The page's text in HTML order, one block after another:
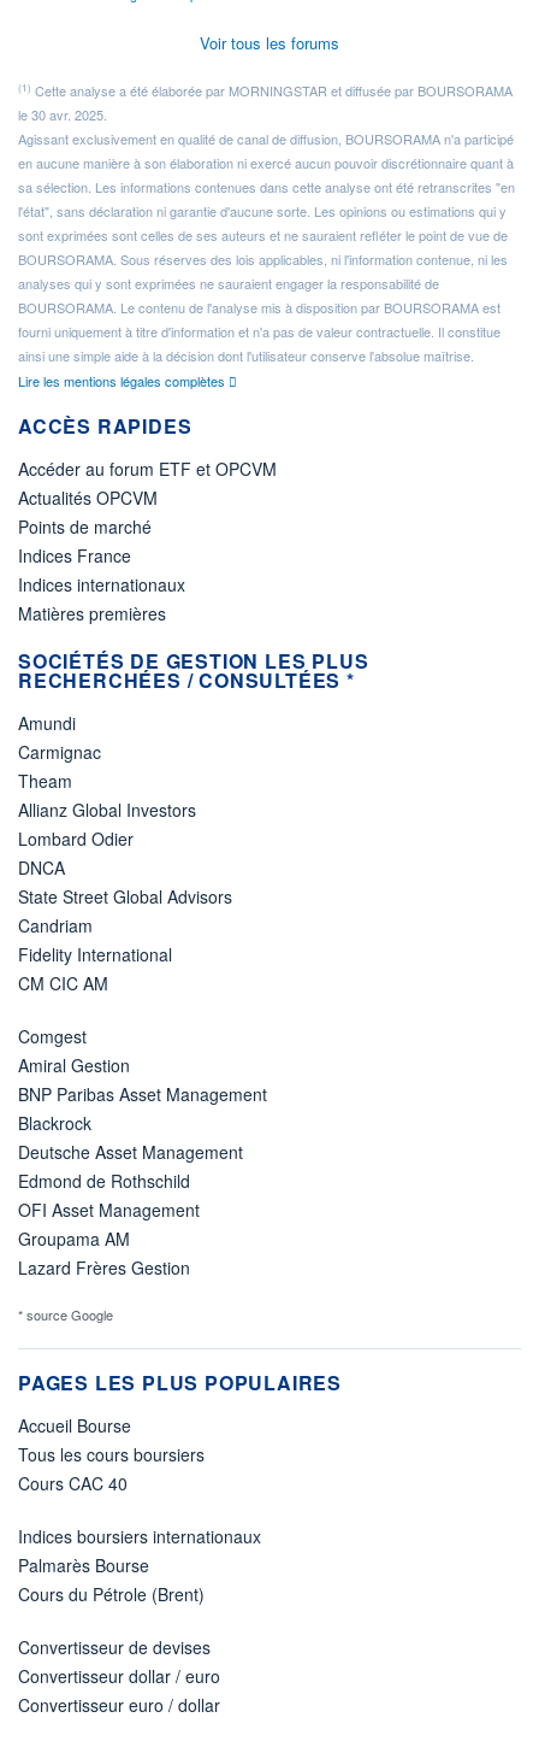
Voir tous les forums
(1) Cette analyse a été élaborée par MORNINGSTAR et diffusée par BOURSORAMA
le 30 avr. 2025.
Agissant exclusivement en qualité de canal de diffusion, BOURSORAMA n'a participé
en aucune manière à son élaboration ni exercé aucun pouvoir discrétionnaire quant à
sa sélection. Les informations contenues dans cette analyse ont été retranscrites "en
l'état", sans déclaration ni garantie d'aucune sorte. Les opinions ou estimations qui y
sont exprimées sont celles de ses auteurs et ne sauraient refléter le point de vue de
BOURSORAMA. Sous réserves des lois applicables, ni l'information contenue, ni les
analyses qui y sont exprimées ne sauraient engager la responsabilité de
BOURSORAMA. Le contenu de l'analyse mis à disposition par BOURSORAMA est
fourni uniquement à titre d'information et n'a pas de valeur contractuelle. Il constitue
ainsi une simple aide à la décision dont l'utilisateur conserve l'absolue maîtrise.
Lire les mentions légales complètes
ACCÈS RAPIDES
Accéder au forum ETF et OPCVM
Actualités OPCVM
Points de marché
Indices France
Indices internationaux
Matières premières
SOCIÉTÉS DE GESTION LES PLUS
RECHERCHÉES / CONSULTÉES *
Amundi
Carmignac
Theam
Allianz Global Investors
Lombard Odier
DNCA
State Street Global Advisors
Candriam
Fidelity International
CM CIC AM
Comgest
Amiral Gestion
BNP Paribas Asset Management
Blackrock
Deutsche Asset Management
Edmond de Rothschild
OFI Asset Management
Groupama AM
Lazard Frères Gestion
* source Google
PAGES LES PLUS POPULAIRES
Accueil Bourse
Tous les cours boursiers
Cours CAC 40
Indices boursiers internationaux
Palmarès Bourse
Cours du Pétrole (Brent)
Convertisseur de devises
Convertisseur dollar / euro
Convertisseur euro / dollar